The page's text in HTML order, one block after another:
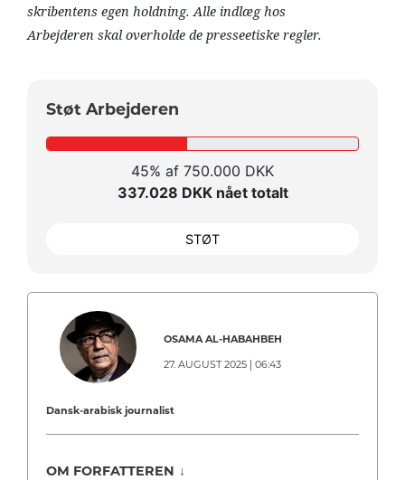
skribentens egen holdning. Alle indlæg hos
Arbejderen skal overholde de presseetiske regler.
Støt Arbejderen
45% af 750.000 DKK
337.028 DKK nået totalt
STØT
OSAMA AL-HABAHBEH
27. AUGUST 2025 | 06:43
Dansk-arabisk journalist
OM FORFATTEREN ↓